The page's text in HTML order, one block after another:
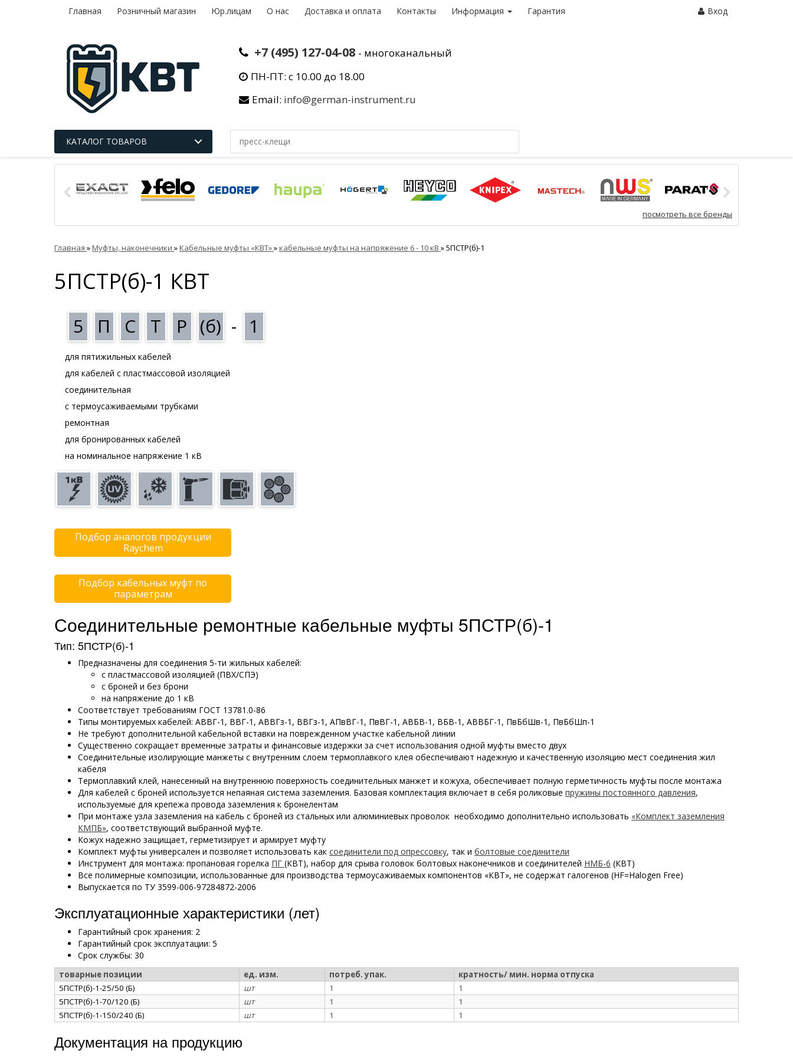
Главная Розничный магазин Юр.лицам О нас Доставка и оплата Контакты Информация Гарантия Вход
+7 (495) 127-04-08 - многоканальный
ПН-ПТ: с 10.00 до 18.00
Email: info@german-instrument.ru
КАТАЛОГ ТОВАРОВ
посмотреть все бренды
Главная »Муфты, наконечники »Кабельные муфты «КВТ»»кабельные муфты на напряжение 6 - 10 кВ »5ПСТР(б)-1
5ПСТР(б)-1 КВТ
5 П С Т Р (б) - 1
для пятижильных кабелей
для кабелей с пластмассовой изоляцией
соединительная
с термоусаживаемыми трубками
ремонтная
для бронированных кабелей
на номинальное напряжение 1 кВ
Подбор аналогов продукции
Raychem
Подбор кабельных муфт по
параметрам
Соединительные ремонтные кабельные муфты 5ПСТР(б)-1
Тип: 5ПСТР(б)-1
Предназначены для соединения 5-ти жильных кабелей:
с пластмассовой изоляцией (ПВХ/СПЭ)
с броней и без брони
на напряжение до 1 кВ
Соответствует требованиям ГОСТ 13781.0-86
Типы монтируемых кабелей: АВВГ-1, ВВГ-1, АВВГз-1, ВВГз-1, АПвВГ-1, ПвВГ-1, АВБВ-1, ВБВ-1, АВВБГ-1, ПвБбШв-1, ПвБбШп-1
Не требуют дополнительной кабельной вставки на поврежденном участке кабельной линии
Существенно сокращает временные затраты и финансовые издержки за счет использования одной муфты вместо двух
Соединительные изолирующие манжеты с внутренним слоем термоплавкого клея обеспечивают надежную и качественную изоляцию мест соединения жил
кабеля
Термоплавкий клей, нанесенный на внутреннюю поверхность соединительных манжет и кожуха, обеспечивает полную герметичность муфты после монтажа
Для кабелей с броней используется непаяная система заземления. Базовая комплектация включает в себя роликовые пружины постоянного давления,
используемые для крепежа провода заземления к бронелентам
При монтаже узла заземления на кабель с броней из стальных или алюминиевых проволок необходимо дополнительно использовать «Комплект заземления
КМПБ», соответствующий выбранной муфте.
Кожух надежно защищает, герметизирует и армирует муфту
Комплект муфты универсален и позволяет использовать как соединители под опрессовку, так и болтовые соединители
Инструмент для монтажа: пропановая горелка ПГ (КВТ), набор для срыва головок болтовых наконечников и соединителей НМБ-6 (КВТ)
Все полимерные композиции, использованные для производства термоусаживаемых компонентов «КВТ», не содержат галогенов (HF=Halogen Free)
Выпускается по ТУ 3599-006-97284872-2006
Эксплуатационные характеристики (лет)
Гарантийный срок хранения: 2
Гарантийный срок эксплуатации: 5
Срок службы: 30
товарные позиции ед. изм. потреб. упак.
кратность/ мин. норма отпуска
5ПСТР(б)-1-25/50 (Б)
шт 1
1
5ПСТР(б)-1-70/120 (Б)
шт 1
1
5ПСТР(б)-1-150/240 (Б)
шт 1 1
Документация на продукцию